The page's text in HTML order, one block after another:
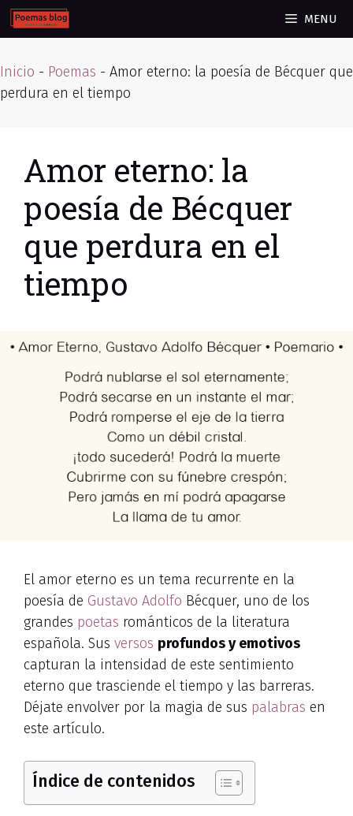
Skip
to
MENU
Inicio - Poemas - Amor eterno: la poesía de Bécquer que
perdura en el tiempo
Amor eterno: la
poesía de Bécquer
que perdura en el
tiempo
El amor eterno es un tema recurrente en la
poesía de Gustavo Adolfo Bécquer, uno de los
grandes poetas románticos de la literatura
española. Sus versos profundos y emotivos
capturan la intensidad de este sentimiento
eterno que trasciende el tiempo y las barreras.
Déjate envolver por la magia de sus palabras en
este artículo.
Índice de contenidos